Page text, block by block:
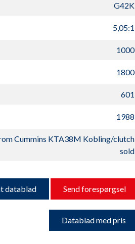
G42K
5,05:1
1000
1800
601
1988
Cummins KTA38M Kobling/clutch
sold
datablad Send forespørgsel
Datablad med pris